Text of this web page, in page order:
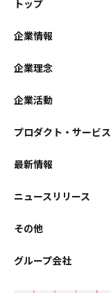
トップ
企業情報
企業理念
企業活動
プロダクト・サービス
最新情報
ニュースリリース
その他
グループ会社